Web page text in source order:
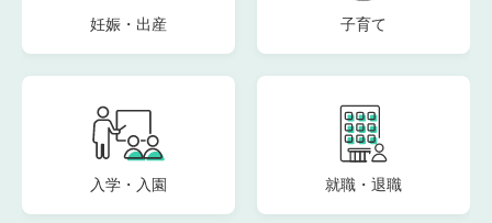
妊娠・出産 子育て
入学・入園 就職・退職